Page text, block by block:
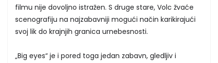
filmu nije dovoljno istražen. S druge stare, Volc žvaće
scenografiju na najzabavniji mogući način karikirajući
svoj lik do krajnjih granica urnebesnosti.
„Big eyes“ je i pored toga jedan zabavn, gledljiv i